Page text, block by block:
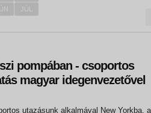
JÚL
pompában - csoportos
magyar idegenvezetővel
utazásunk alkalmával New Yorkba,